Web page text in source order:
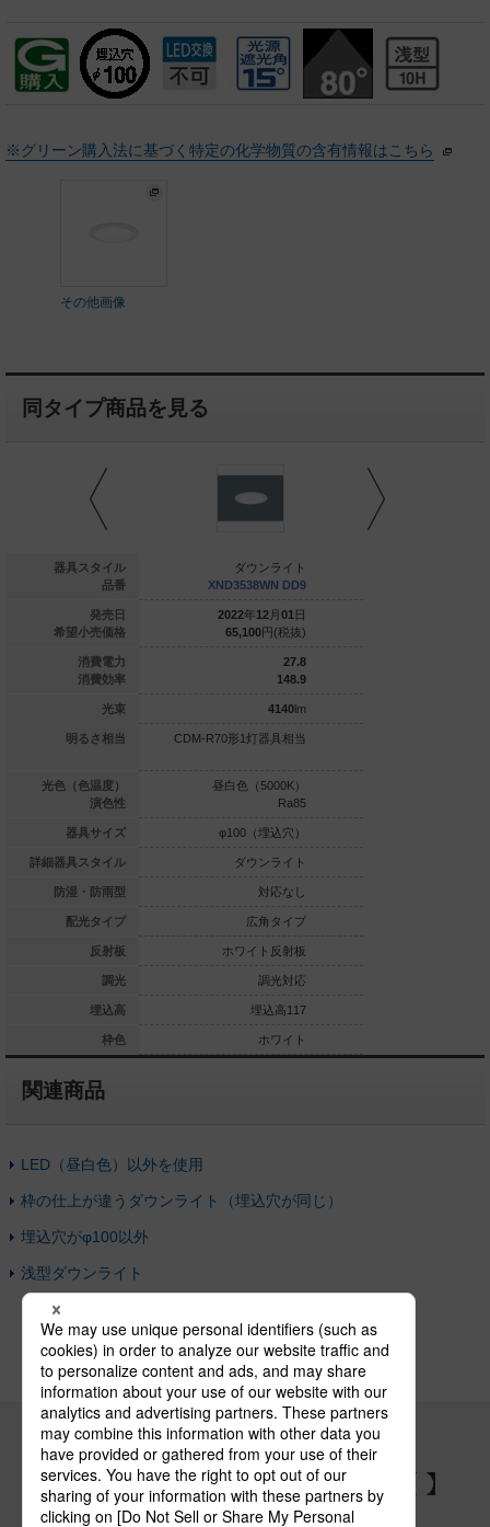
※グリーン購入法に基づく特定の化学物質の含有情報はこちら
その他画像
同タイプ商品を見る
器具スタイル
品番
発売日
希望小売価格
消費電力
消費効率
光束
明るさ相当
光色（色温度）
演色性
器具サイズ
詳細器具スタイル
防湿・防雨型
配光タイプ
反射板
調光
埋込高
枠色
ダウンライト
円(税抜)
7
144.2
灯FDL27形1
色（3500K）
（埋込穴）
ダウンライト
対応なし
拡散タイプ
ダウンライト
XND3538WN DD9
2022年12 月 01 日
65,100円(税抜)
27.8
148.9
4140lm
CDM-R70形1灯器具相当
昼白色（5000K）
Ra85
φ100（埋込穴）
ダウンライト
対応なし
広角タイプ
ホワイト反射板
調光対応
埋込高117
ホワイト
関連商品
LED（昼白色）以外を使用
枠の仕上が違うダウンライト（埋込穴が同じ）
埋込穴がφ100以外
浅型ダウンライト
パナソニックの電気設備 SNSアカウント